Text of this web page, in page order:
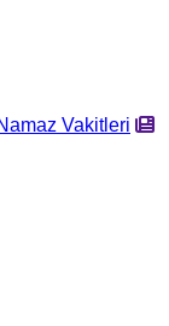
Vakitleri